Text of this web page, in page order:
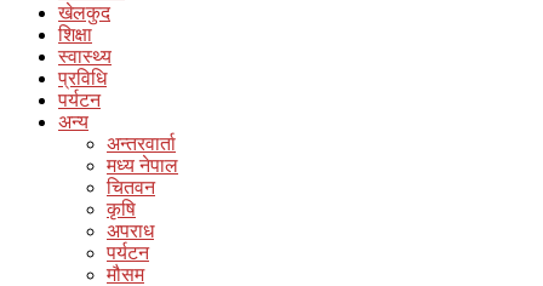
खेलकुद
शिक्षा
स्वास्थ्य
प्रविधि
पर्यटन
अन्य
अन्तरवार्ता
मध्य नेपाल
चितवन
कृषि
अपराध
पर्यटन
मौसम